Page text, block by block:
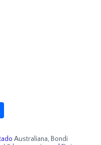
Australiana, Bondi